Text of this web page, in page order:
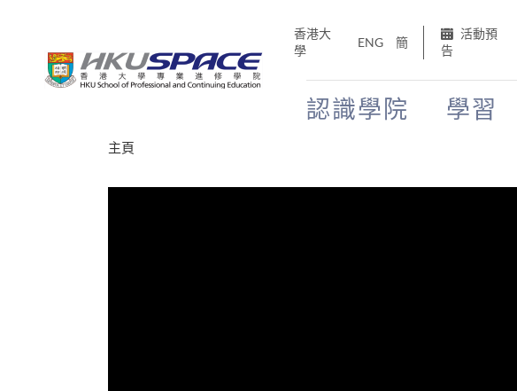
香港大
學
ENG 簡
活動預
告
認識學院 學習
主頁